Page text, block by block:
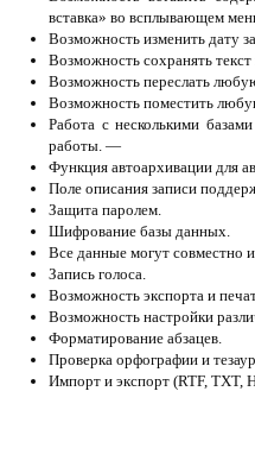
вставка» во всплывающем
Возможность изменить дату
Возможность сохранять текст
Возможность переслать
Возможность поместить
Работа с несколькими
работы. —
Функция автоархивации для
Поле описания записи
Защита паролем.
Шифрование базы данных.
Все данные могут совместно
Запись голоса.
Возможность экспорта и
Возможность настройки
Форматирование абзацев.
Проверка орфографии и
Импорт и экспорт (RTF, TXT,